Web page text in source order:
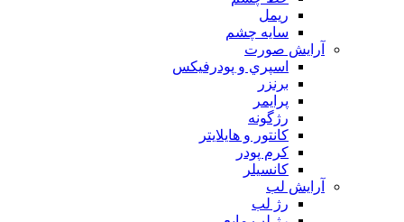
ريمل
سايه چشم
آرايش صورت
اسپري و پودرفيكس
برنزر
پرايمر
رژگونه
كانتور و هايلايتر
كرم پودر
كانسيلر
آرايش لب
رژ لب